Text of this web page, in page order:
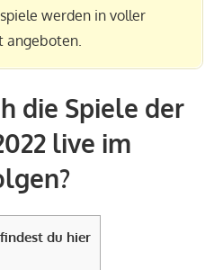
werden in voller
angeboten.
die Spiele der
live im
du hier